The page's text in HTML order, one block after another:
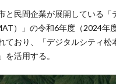
と民間企業が展開している「
）」の令和6年度（2024年
ており、「デジタルシティ松
を活用する。